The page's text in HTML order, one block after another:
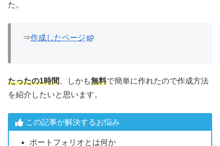
た。
⇒作成したページ
たったの1時間、しかも無料で簡単に作れたので作成方法
を紹介したいと思います。
この記事が解決するお悩み
ポートフォリオとは何か